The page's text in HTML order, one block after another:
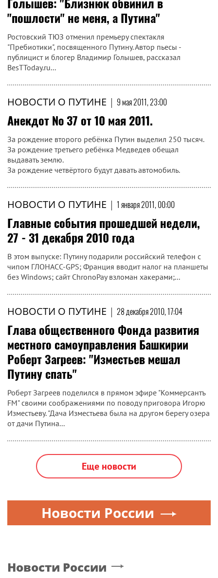
"‬пошлости‭" ‬не меня,‭ ‬а Путина‭"
Ростовский ТЮЗ отменил премьеру спектакля
"Пребиотики", посвященного Путину. Автор пьесы -
публицист и блогер Владимир Голышев, рассказал
BesTToday.ru...
НОВОСТИ О ПУТИНЕ | 9 мая 2011, 23:00
Анекдот № 37 от 10 мая 2011.
За рождение второго ребёнка Путин выделил 250 тысяч.
За рождение третьего ребёнка Медведев обещал
выдавать землю.
За рождение четвёртого будут давать автомобиль.
НОВОСТИ О ПУТИНЕ | 1 января 2011, 00:00
Главные события прошедшей недели,
27 - 31 декабря 2010 года
В этом выпуске: Путину подарили российский телефон с
чипом ГЛОНАСС-GPS; Франция вводит налог на планшеты
без Windows; сайт ChronoPay взломан хакерами;...
НОВОСТИ О ПУТИНЕ | 28 декабря 2010, 17:04
Глава общественного Фонда развития
местного самоуправления Башкирии
Роберт Загреев: "Изместьев мешал
Путину спать"
Роберт Загреев поделился в прямом эфире "Коммерсантъ
FM" своими соображениями по поводу приговора Игорю
Изместьеву. "Дача Изместьева была на другом берегу озера
от дачи Путина...
Еще новости
Новости России
Новости России